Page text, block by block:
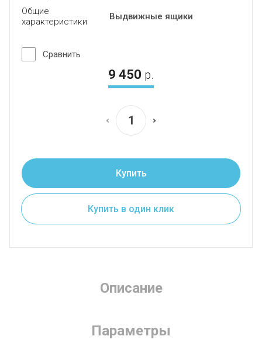
9 450 р.
Купить
Купить в один клик
Общие
характеристики
Выдвижные ящики
Сравнить
Описание
Параметры